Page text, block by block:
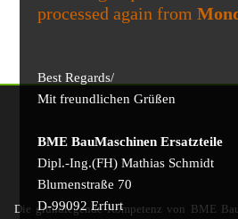
processed again from
Best Regards/
Mit freundlichen Grüßen
BME BauMaschinen Ersatzteile
Dipl.-Ing.(FH) Mathias Schmidt
Blumenstraße 70
D-99092 Erfurt
Die grundlegende Kompetenz von BME